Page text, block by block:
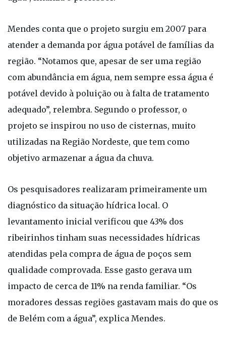
Mendes conta que o projeto surgiu em 2007 para
atender a demanda por água potável de famílias da
região. “Notamos que, apesar de ser uma região
com abundância em água, nem sempre essa água é
potável devido à poluição ou à falta de tratamento
adequado”, relembra. Segundo o professor, o
projeto se inspirou no uso de cisternas, muito
utilizadas na Região Nordeste, que tem como
objetivo armazenar a água da chuva.
Os pesquisadores realizaram primeiramente um
diagnóstico da situação hídrica local. O
levantamento inicial verificou que 43% dos
ribeirinhos tinham suas necessidades hídricas
atendidas pela compra de água de poços sem
qualidade comprovada. Esse gasto gerava um
impacto de cerca de 11% na renda familiar. “Os
moradores dessas regiões gastavam mais do que os
de Belém com a água”, explica Mendes.